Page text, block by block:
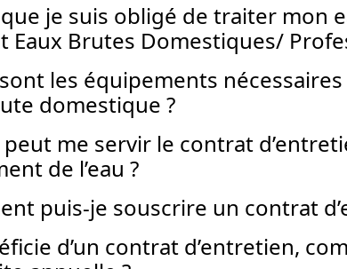
que je suis obligé de traiter mon
Eaux Brutes Domestiques/
les équipements
domestique ?
me servir le contrat
de l’eau ?
puis-je souscrire un contrat
d’un contrat d’entretien,